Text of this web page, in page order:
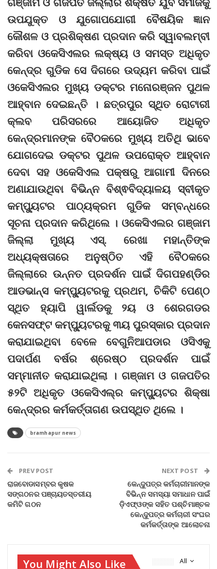
ଉପଯୁକ୍ତ ଓ ଯୁଗୋପଯୋଗୀ ବୈଷୟିକ ଜ୍ଞାନ
କୌଶଳ ଓ ପ୍ରଶିକ୍ଷଣ ପ୍ରଦାନ କରି ସ୍ୱାବଲମ୍ବୀ
କରିବା ଓକେସିଏଲର ଲକ୍ଷ୍ୟ ଓ ସମସ୍ତ ଅଧିକୃତ
କେନ୍ଦ୍ର ଗୁଡିକ ସେ ଦିଗରେ ଉଦ୍ୟମ କରିବା ପାଇଁ
ଓକେସିଏଲର ମୁଖ୍ୟ ଡକ୍ଟର ମନୋରଞ୍ଜନ ପୁଥଳ
ଆହ୍ବାନ ଦେଇଛନ୍ତି । ଛତ୍ରପୁର ସ୍ଥିତ ରୋଟାରୀ
କ୍ଲବ ପରିସରରେ ଆୟୋଜିତ ଅଧିକୃତ
କେନ୍ଦ୍ରମାନଙ୍କ ବୈଠକରେ ମୁଖ୍ୟ ଅତିଥି ଭାବେ
ଯୋଗଦେଇ ଡକ୍ଟର ପୁଥଳ ଉପରୋକ୍ତ ଆହ୍ବାନ
ଦେବା ସହ ଓକେସିଏଲ ପକ୍ଷରୁ ଆଗାମୀ ଦିନରେ
ଅଣାଯାଉଥିବା ବିଭିନ୍ନ ବିଶ୍ଵବିଦ୍ୟାଳୟ ସ୍ବୀକୃତ
କମ୍ପ୍ୟୁଟର ପାଠ୍ୟକ୍ରମ ଗୁଡିକ ସମ୍ବନ୍ଧରେ
ସୂଚନା ପ୍ରଦାନ କରିଥିଲେ । ଓକେସିଏଲର ଗଞ୍ଜାମ
ଜିଲ୍ଲା ମୁଖ୍ୟ ଏସ୍. ରେଖା ମହାନ୍ତିଙ୍କ
ଅଧ୍ୟକ୍ଷତାରେ ଅନୁଷ୍ଠିତ ଏହି ବୈଠକରେ
ଜିଲ୍ଲାରେ ଉନ୍ନତ ପ୍ରଦର୍ଶନ ପାଇଁ ଦିଗପହଣ୍ଡିର
ଆଡଭାନ୍ସ କମ୍ପ୍ୟୁଟରକୁ ପ୍ରଥମ, ଚିକିଟି ପେଣ୍ଠ
ସ୍ଥିତ ହ୍ୟାପି ୱାର୍ଲଡକୁ ୨ୟ ଓ ଶେରଗଡର
କେନସଫ୍ଟ କମ୍ପ୍ୟୁଟରକୁ ୩ୟ ପୁରସ୍କାର ପ୍ରଦାନ
କରାଯାଇଥିବା ବେଳେ ବେଗୁନିଆପଡାର ଓସିଏକୁ
ପଦାର୍ପଣ ବର୍ଷର ଶ୍ରେଷ୍ଠ ପ୍ରଦର୍ଶନ ପାଇଁ
ସମ୍ମାନୀତ କରାଯାଇଥିଲା । ଗଞ୍ଜାମ ଓ ଗଜପତିର
୫୨ଟି ଅଧିକୃତ ଓକେସିଏଲ୍‌ର କମ୍ପ୍ୟୁଟର ଶିକ୍ଷା
କେନ୍ଦ୍ରର କର୍ମକର୍ତ୍ତାଗଣ ଉପସ୍ଥିତ ଥିଲେ ।
bramhapur news
PREV POST
ରାଜବୋଡାସମ୍ବର କୃଷକ
ସଙ୍ଗଠନର ପଞ୍ଚାୟତସ୍ତରୀୟ
କମିଟି ଗଠନ
NEXT POST
କେନ୍ଦୁପତ୍ର କର୍ମଚାରୀମାନଙ୍କ
ବିଭିନ୍ନ ସମସ୍ୟା ସମାଧାନ ପାଇଁ
ଡ଼ିଏଫ୍‌ଓଙ୍କ ସହିତ ପଶ୍ଚିମାଞ୍ଚଳ
କେନ୍ଦୁପତ୍ର କର୍ମଚାରୀ ସଂଘର
କର୍ମକର୍ତ୍ତାଙ୍କ ଆଲୋଚନା
All
You Might Also Like